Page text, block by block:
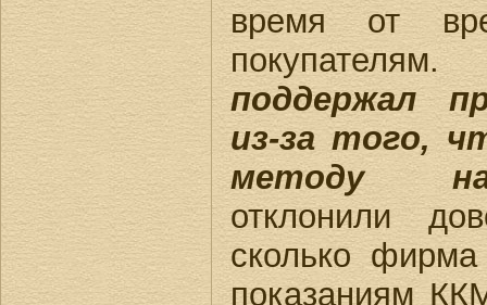
время от
поддержал
из-за того,
методу
отклонили
сколько
показаниям